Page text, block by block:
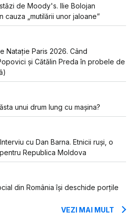
de Moody's. Ilie Bolojan
cauza „mutilării unor jaloane”
Natație Paris 2026. Când
și Cătălin Preda în probele de
unui drum lung cu mașina?
cu Dan Barna. Etnicii ruși, o
Republica Moldova
din România își deschide porțile
VEZI MAI MULT